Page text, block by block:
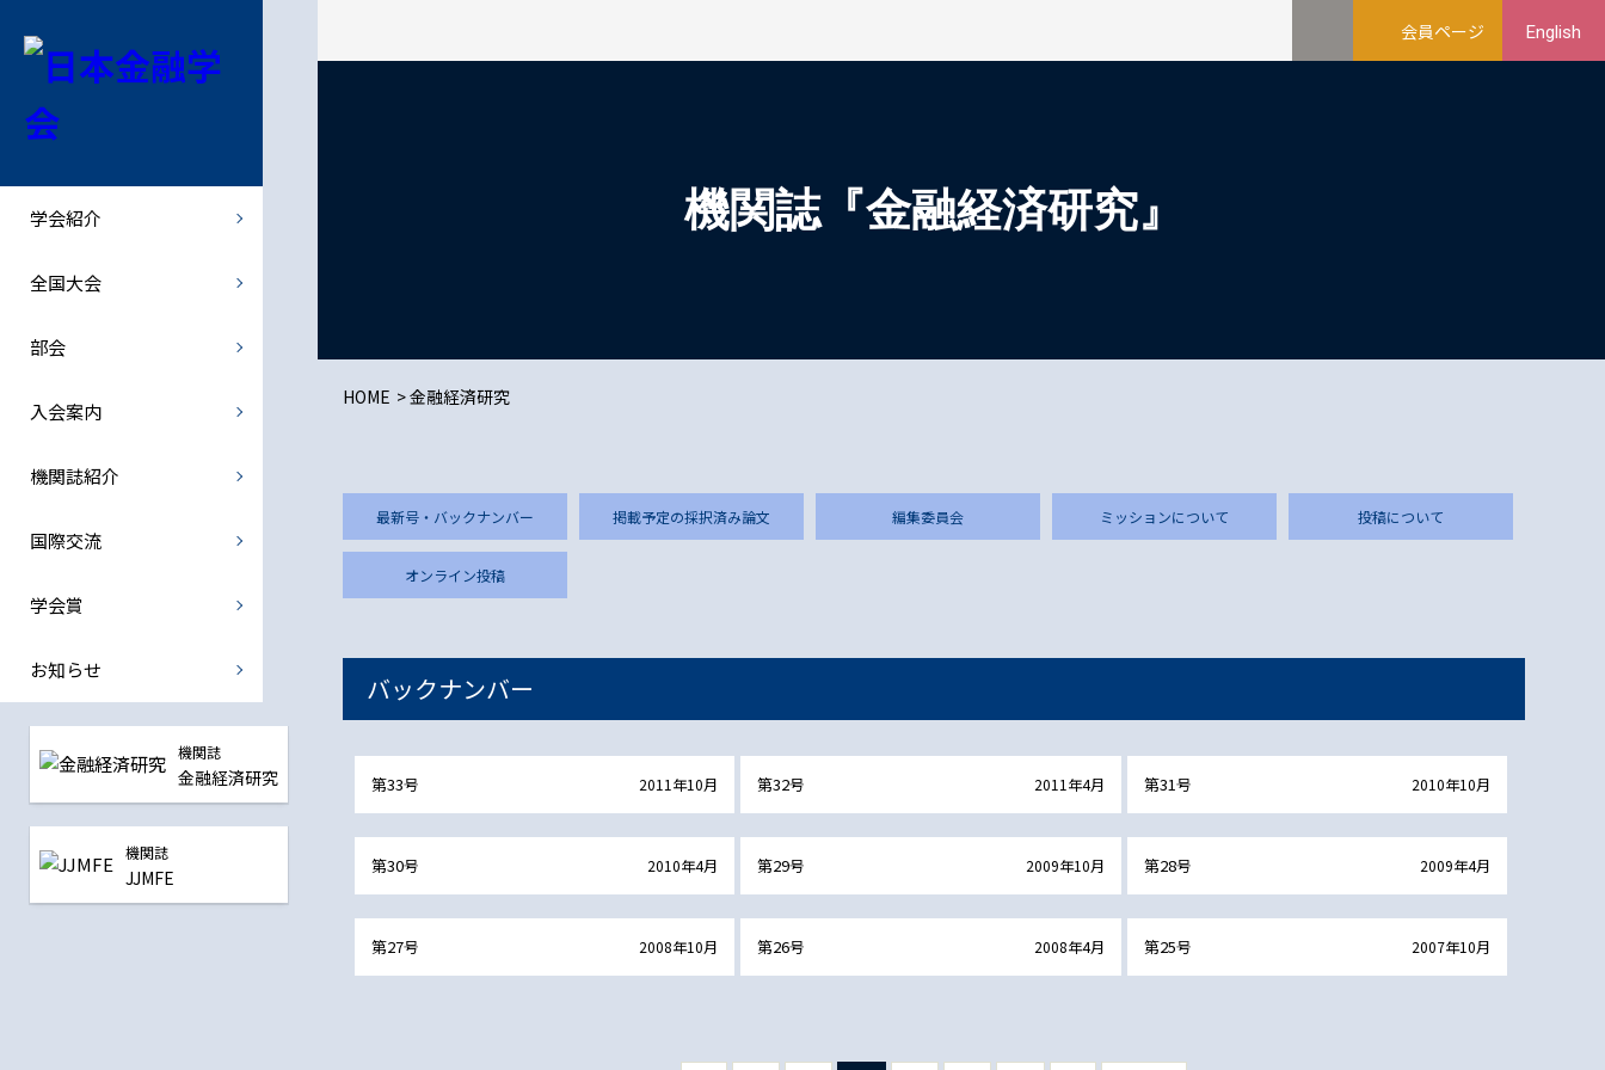
学会紹介
学会紹介
規則の細則
全国大会
全国大会
部会
部会
関西部会
国際金融部会
中央銀行部会
震災復興金融部会
全ての部会
入会案内
機関誌紹介
機関誌紹介
JJMFE
国際交流
学会賞
お知らせ
機関誌
金融経済研究
機関誌
JJMFE
会員ページ English
機関誌『金融経済研究』
HOME 金融経済研究
最新号・バックナンバー 掲載予定の採択済み論文 編集委員会 ミッションについて 投稿について
オンライン投稿
バックナンバー
第33号 2011年10月 第32号 2011年4月 第31号 2010年10月
第30号 2010年4月 第29号 2009年10月 第28号 2009年4月
第27号 2008年10月 第26号 2008年4月 第25号 2007年10月